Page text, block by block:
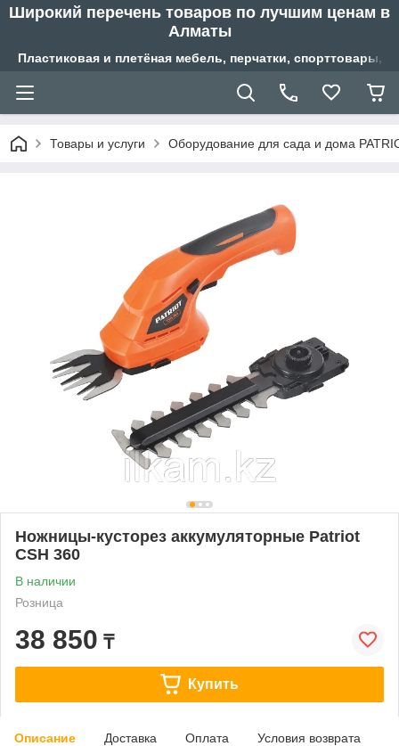
Широкий перечень товаров по лучшим ценам в
Алматы
Пластиковая и плетёная мебель, перчатки,
Товары и услуги Оборудование для сада и дома
Ножницы-кусторез аккумуляторные Patriot
CSH 360
В наличии
Розница
38 850 ₸
Купить
Описание Доставка Оплата Условия возврата